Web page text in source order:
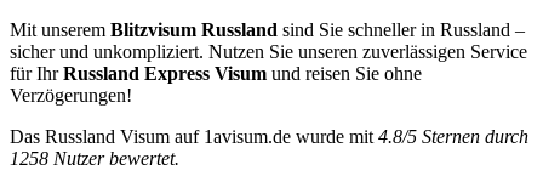
Mit unserem Blitzvisum Russland sind Sie schneller in Russland –
sicher und unkompliziert. Nutzen Sie unseren zuverlässigen Service
für IhrRussland Express Visum und reisen Sie ohne
Verzögerungen!
Das Russland Visum auf 1avisum.de wurde mit 4.8/5 Sternen durch
1258 Nutzer bewertet.